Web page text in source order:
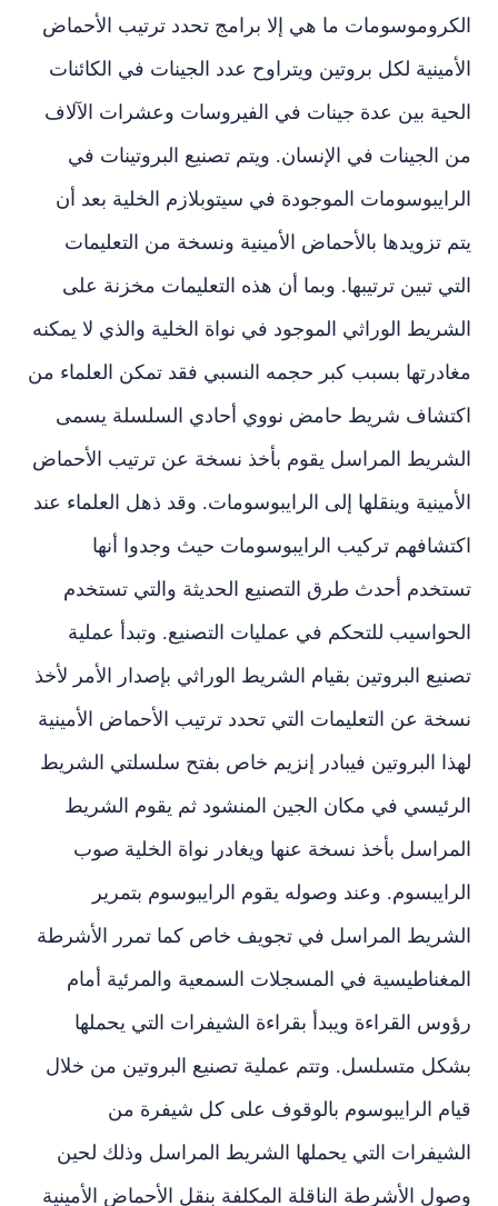
الكروموسومات ما هي إلا برامج تحدد ترتيب الأحماض
الأمينية لكل بروتين ويتراوح عدد الجينات في الكائنات
الحية بين عدة جينات في الفيروسات وعشرات الآلاف
من الجينات في الإنسان. ويتم تصنيع البروتينات في
الرايبوسومات الموجودة في سيتوبلازم الخلية بعد أن
يتم تزويدها بالأحماض الأمينية ونسخة من التعليمات
التي تبين ترتيبها. وبما أن هذه التعليمات مخزنة على
الشريط الوراثي الموجود في نواة الخلية والذي لا يمكنه
مغادرتها بسبب كبر حجمه النسبي فقد تمكن العلماء من
اكتشاف شريط حامض نووي أحادي السلسلة يسمى
الشريط المراسل يقوم بأخذ نسخة عن ترتيب الأحماض
الأمينية وينقلها إلى الرايبوسومات. وقد ذهل العلماء عند
اكتشافهم تركيب الرايبوسومات حيث وجدوا أنها
تستخدم أحدث طرق التصنيع الحديثة والتي تستخدم
الحواسيب للتحكم في عمليات التصنيع. وتبدأ عملية
تصنيع البروتين بقيام الشريط الوراثي بإصدار الأمر لأخذ
نسخة عن التعليمات التي تحدد ترتيب الأحماض الأمينية
لهذا البروتين فيبادر إنزيم خاص بفتح سلسلتي الشريط
الرئيسي في مكان الجين المنشود ثم يقوم الشريط
المراسل بأخذ نسخة عنها ويغادر نواة الخلية صوب
الرايبسوم. وعند وصوله يقوم الرايبوسوم بتمرير
الشريط المراسل في تجويف خاص كما تمرر الأشرطة
المغناطيسية في المسجلات السمعية والمرئية أمام
رؤوس القراءة ويبدأ بقراءة الشيفرات التي يحملها
بشكل متسلسل. وتتم عملية تصنيع البروتين من خلال
قيام الرايبوسوم بالوقوف على كل شيفرة من
الشيفرات التي يحملها الشريط المراسل وذلك لحين
وصول الأشرطة الناقلة المكلفة بنقل الأحماض الأمينية